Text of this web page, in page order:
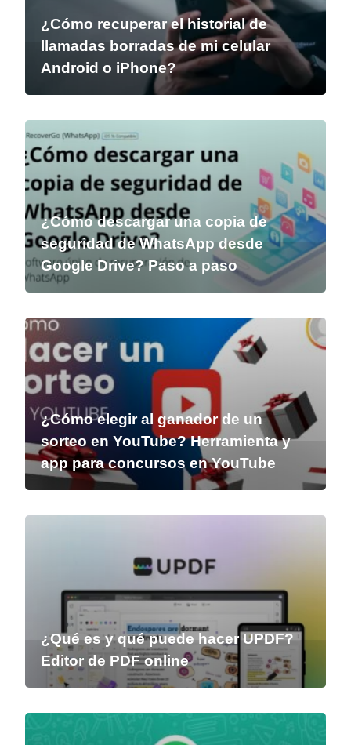
¿Cómo recuperar el historial de
llamadas borradas de mi celular
Android o iPhone?
¿Cómo descargar una copia de
seguridad de WhatsApp desde
Google Drive? Paso a paso
¿Cómo elegir al ganador de un
sorteo en YouTube? Herramienta y
app para concursos en YouTube
¿Qué es y qué puede hacer UPDF?
Editor de PDF online